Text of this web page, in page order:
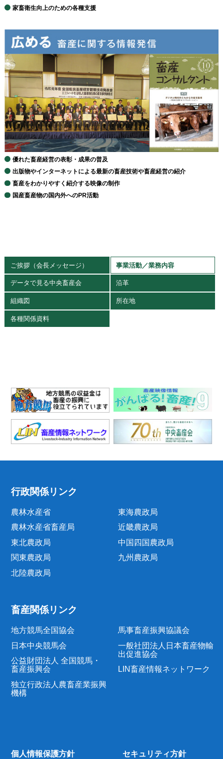
家畜衛生向上のための各種支援
優れた畜産経営の表彰・成果の普及
出版物やインターネットによる最新の畜産技術や畜産経営の紹介
畜産をわかりやすく紹介する映像の制作
国産畜産物の国内外へのPR活動
ご挨拶（会長メッセージ） 事業活動／業務内容
データで見る中央畜産会 沿革
組織図 所在地
各種関係資料
行政関係リンク
農林水産省
農林水産省畜産局
東北農政局
関東農政局
北陸農政局
東海農政局
近畿農政局
中国四国農政局
九州農政局
畜産関係リンク
地方競馬全国協会
日本中央競馬会
公益財団法人 全国競馬・
畜産振興会
独立行政法人農畜産業振興
機構
馬事畜産振興協議会
一般社団法人日本畜産物輸
出促進協会
LIN畜産情報ネットワーク
個人情報保護方針 セキュリティ方針